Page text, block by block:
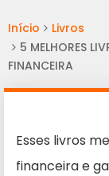
Início
Livros
5 MELHORES
FINANCEIRA
Esses livros
financeira e